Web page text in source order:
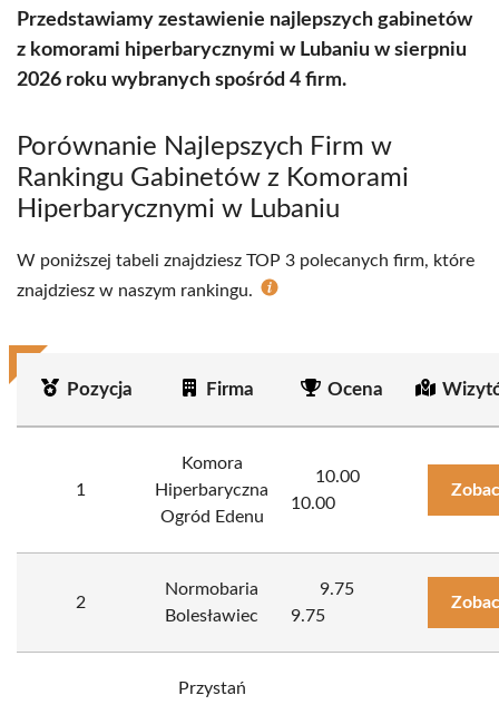
Przedstawiamy zestawienie najlepszych gabinetów
z komorami hiperbarycznymi w Lubaniu w sierpniu
2026 roku wybranych spośród 4 firm.
Porównanie Najlepszych Firm w
Rankingu Gabinetów z Komorami
Hiperbarycznymi w Lubaniu
W poniższej tabeli znajdziesz TOP 3 polecanych firm, które
znajdziesz w naszym rankingu.
Pozycja Firma Ocena
1
Komora
Hiperbaryczna
Ogród Edenu
10.00
10.00
2
Normobaria
Bolesławiec
9.75
9.75
Przystań